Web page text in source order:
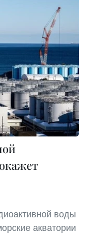
воды
акватории